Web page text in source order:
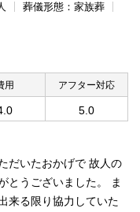
葬儀形態：家族葬
用 アフター対応
5.0
だいたおかげで 故人の
とうございました。 ま
来る限り協力していた